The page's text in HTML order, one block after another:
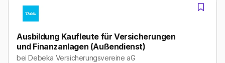
Ausbildung Kaufleute für Versicherungen
und Finanzanlagen (Außendienst)
beiDebeka Versicherungsvereine aG